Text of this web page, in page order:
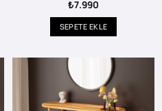
₺7.990
SEPETE EKLE